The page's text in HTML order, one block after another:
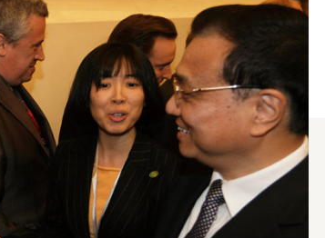
组织与公共关系
科学
消费品
理